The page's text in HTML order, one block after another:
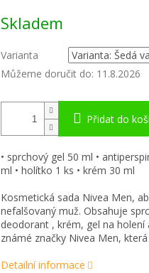
cena:
Skladem
Varianta
Můžeme doručit do: 11.8.2026
Přidat do
• sprchový gel 50 ml •
ml • holítko 1 ks • krém 30 ml
Kosmetická sada Nivea Men,
nefalšovaný muž. Obsahuje
deodorant , krém, gel na holení
známé značky Nivea Men,
Detailní informace